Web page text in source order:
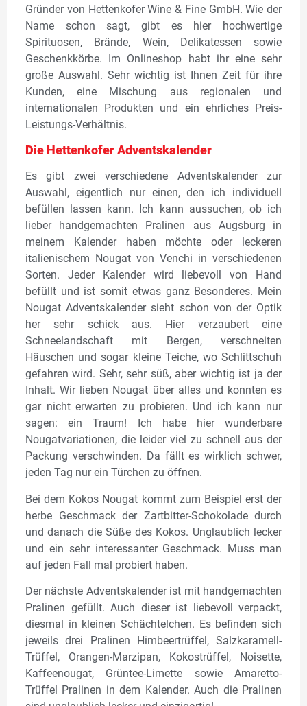
Gründer von Hettenkofer Wine & Fine GmbH. Wie der
Name schon sagt, gibt es hier hochwertige
Spirituosen, Brände, Wein, Delikatessen sowie
Geschenkkörbe. Im Onlineshop habt ihr eine sehr
große Auswahl. Sehr wichtig ist Ihnen Zeit für ihre
Kunden, eine Mischung aus regionalen und
internationalen Produkten und ein ehrliches Preis-
Leistungs-Verhältnis.
Die Hettenkofer Adventskalender
Es gibt zwei verschiedene Adventskalender zur
Auswahl, eigentlich nur einen, den ich individuell
befüllen lassen kann. Ich kann aussuchen, ob ich
lieber handgemachten Pralinen aus Augsburg in
meinem Kalender haben möchte oder leckeren
italienischem Nougat von Venchi in verschiedenen
Sorten. Jeder Kalender wird liebevoll von Hand
befüllt und ist somit etwas ganz Besonderes. Mein
Nougat Adventskalender sieht schon von der Optik
her sehr schick aus. Hier verzaubert eine
Schneelandschaft mit Bergen, verschneiten
Häuschen und sogar kleine Teiche, wo Schlittschuh
gefahren wird. Sehr, sehr süß, aber wichtig ist ja der
Inhalt. Wir lieben Nougat über alles und konnten es
gar nicht erwarten zu probieren. Und ich kann nur
sagen: ein Traum! Ich habe hier wunderbare
Nougatvariationen, die leider viel zu schnell aus der
Packung verschwinden. Da fällt es wirklich schwer,
jeden Tag nur ein Türchen zu öffnen.
Bei dem Kokos Nougat kommt zum Beispiel erst der
herbe Geschmack der Zartbitter-Schokolade durch
und danach die Süße des Kokos. Unglaublich lecker
und ein sehr interessanter Geschmack. Muss man
auf jeden Fall mal probiert haben.
Der nächste Adventskalender ist mit handgemachten
Pralinen gefüllt. Auch dieser ist liebevoll verpackt,
diesmal in kleinen Schächtelchen. Es befinden sich
jeweils drei Pralinen Himbeertrüffel, Salzkaramell-
Trüffel, Orangen-Marzipan, Kokostrüffel, Noisette,
Kaffeenougat, Grüntee-Limette sowie Amaretto-
Trüffel Pralinen in dem Kalender. Auch die Pralinen